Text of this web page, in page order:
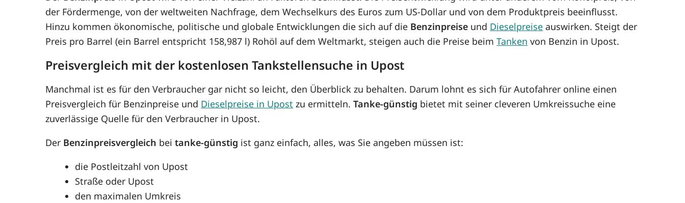
der Fördermenge, von der weltweiten Nachfrage, dem Wechselkurs des Euros zum US-Dollar und von dem Produktpreis beeinflusst.
Hinzu kommen ökonomische, politische und globale Entwicklungen die sich auf die Benzinpreise und Dieselpreise auswirken. Steigt der
Preis pro Barrel (ein Barrel entspricht 158,987 l) Rohöl auf dem Weltmarkt, steigen auch die Preise beimTanken von Benzin in Upost.
Preisvergleich mit der kostenlosen Tankstellensuche in Upost
Manchmal ist es für den Verbraucher gar nicht so leicht, den Überblick zu behalten. Darum lohnt es sich für Autofahrer online einen
Preisvergleich für Benzinpreise und Dieselpreise in Upost zu ermitteln.Tanke-günstig bietet mit seiner cleveren Umkreissuche eine
zuverlässige Quelle für den Verbraucher in Upost.
Der Benzinpreisvergleich beitanke-günstig ist ganz einfach, alles, was Sie angeben müssen ist:
die Postleitzahl von Upost
Straße oder Upost
den maximalen Umkreis